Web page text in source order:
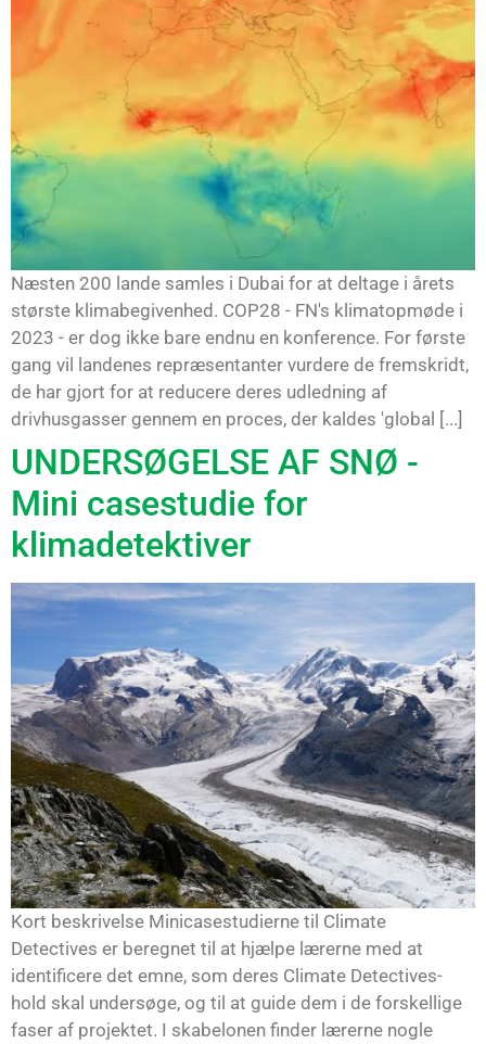
Næsten 200 lande samles i Dubai for at deltage i årets
største klimabegivenhed. COP28 - FN's klimatopmøde i
2023 - er dog ikke bare endnu en konference. For første
gang vil landenes repræsentanter vurdere de fremskridt,
de har gjort for at reducere deres udledning af
drivhusgasser gennem en proces, der kaldes 'global [...]
UNDERSØGELSE AF SNØ -
Mini casestudie for
klimadetektiver
Kort beskrivelse Minicasestudierne til Climate
Detectives er beregnet til at hjælpe lærerne med at
identificere det emne, som deres Climate Detectives-
hold skal undersøge, og til at guide dem i de forskellige
faser af projektet. I skabelonen finder lærerne nogle